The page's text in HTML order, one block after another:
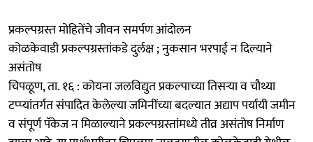
प्रकल्पग्रस्त मोहितेंचे जीवन समर्पण आंदोलन
कोळकेवाडी प्रकल्पग्रस्तांकडे दुर्लक्ष ; नुकसान भरपाई न दिल्याने
असंतोष
चिपळूण, ता. १६ : कोयना जलविद्युत प्रकल्पाच्या तिसऱ्या व चौथ्या
टप्प्यांतर्गत संपादित केलेल्या जमिनींच्या बदल्यात अद्याप पर्यायी जमीन
व संपूर्ण पॅकेज न मिळाल्याने प्रकल्पग्रस्तांमध्ये तीव्र असंतोष निर्माण